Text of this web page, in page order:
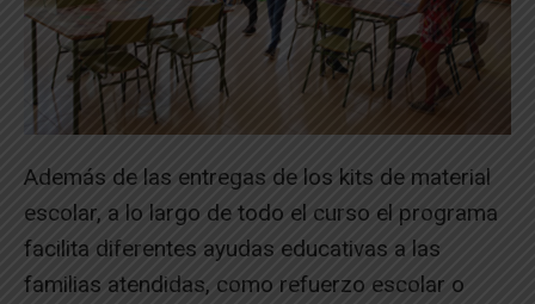
Además de las entregas de los kits de material
escolar, a lo largo de todo el curso el programa
facilita diferentes ayudas educativas a las
familias atendidas, como refuerzo escolar o